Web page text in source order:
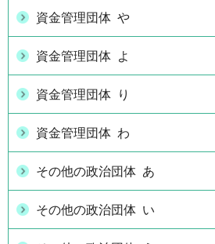
資金管理団体 や
資金管理団体 よ
資金管理団体 り
資金管理団体 わ
その他の政治団体 あ
その他の政治団体 い